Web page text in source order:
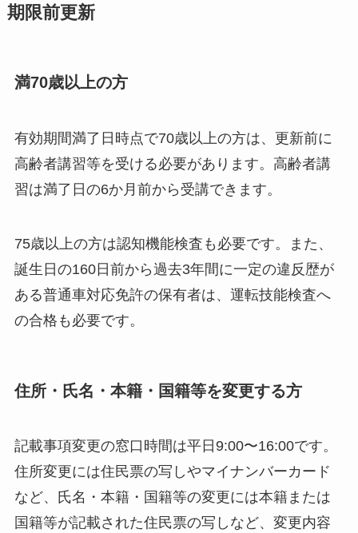
期限前更新
満70歳以上の方
有効期間満了日時点で70歳以上の方は、更新前に
高齢者講習等を受ける必要があります。高齢者講
習は満了日の6か月前から受講できます。
75歳以上の方は認知機能検査も必要です。また、
誕生日の160日前から過去3年間に一定の違反歴が
ある普通車対応免許の保有者は、運転技能検査へ
の合格も必要です。
住所・氏名・本籍・国籍等を変更する方
記載事項変更の窓口時間は平日9:00〜16:00です。
住所変更には住民票の写しやマイナンバーカード
など、氏名・本籍・国籍等の変更には本籍または
国籍等が記載された住民票の写しなど、変更内容